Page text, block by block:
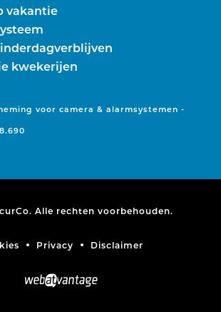
vakantie
kwekerijen
voor camera & alarmsystemen -
Alle rechten voorbehouden.
Privacy Disclaimer